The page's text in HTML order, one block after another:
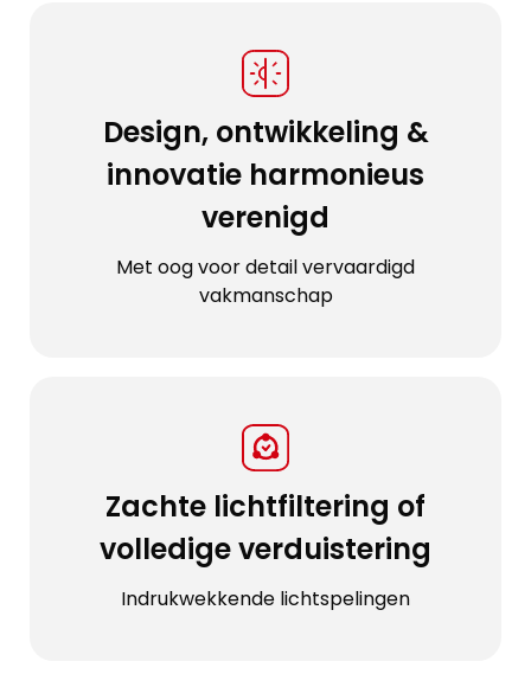
Design, ontwikkeling &
innovatie harmonieus
verenigd
Met oog voor detail vervaardigd
vakmanschap
Zachte lichtfiltering of
volledige verduistering
Indrukwekkende lichtspelingen